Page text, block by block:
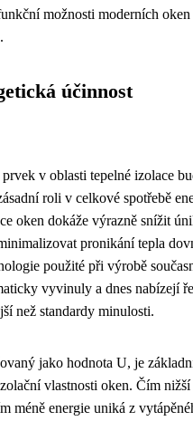
možnosti moderních oken
účinnost
v oblasti tepelné izolace
roli v celkové spotřebě
oken dokáže výrazně snížit
pronikání tepla
použité při výrobě
vyvinuly a dnes nabízejí
než standardy minulosti.
jako hodnota U, je
vlastnosti oken. Čím nižší
méně energie uniká z